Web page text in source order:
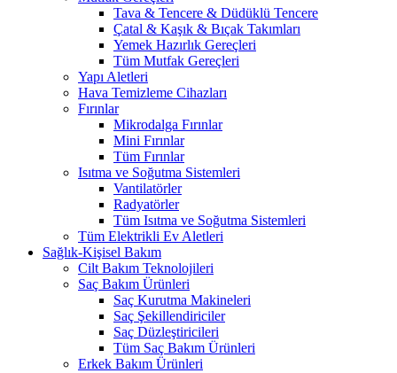
Tava & Tencere & Düdüklü Tencere
Çatal & Kaşık & Bıçak Takımları
Yemek Hazırlık Gereçleri
Tüm Mutfak Gereçleri
Yapı Aletleri
Hava Temizleme Cihazları
Fırınlar
Mikrodalga Fırınlar
Mini Fırınlar
Tüm Fırınlar
Isıtma ve Soğutma Sistemleri
Vantilatörler
Radyatörler
Tüm Isıtma ve Soğutma Sistemleri
Tüm Elektrikli Ev Aletleri
Sağlık-Kişisel Bakım
Cilt Bakım Teknolojileri
Saç Bakım Ürünleri
Saç Kurutma Makineleri
Saç Şekillendiriciler
Saç Düzleştiricileri
Tüm Saç Bakım Ürünleri
Erkek Bakım Ürünleri